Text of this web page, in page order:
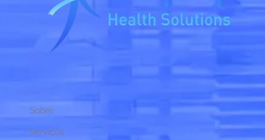
Sobre
Serviços